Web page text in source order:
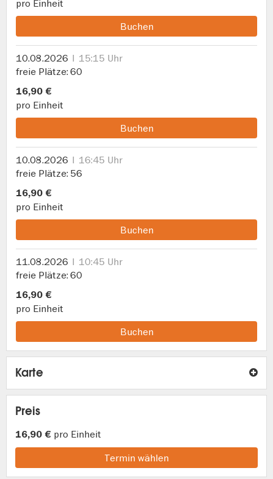
pro Einheit
Buchen
10.08.2026
15:15 Uhr
freie Plätze 60
16,90 €
pro Einheit
Buchen
10.08.2026
16:45 Uhr
freie Plätze 56
16,90 €
pro Einheit
Buchen
11.08.2026
10:45 Uhr
freie Plätze 60
16,90 €
pro Einheit
Buchen
Karte
Preis
16,90 € pro Einheit
Termin wählen